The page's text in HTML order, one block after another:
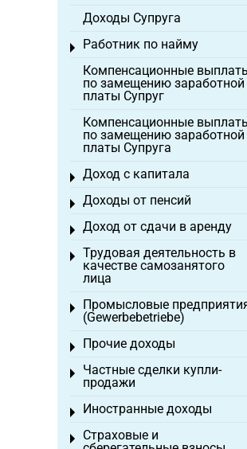
Доходы Супруга
Работник по найму
Toggle menu
Компенсационные
по замещению заработной
платы Супруг
Компенсационные
по замещению заработной
платы Супруга
Доход с капитала
Toggle menu
Доходы от пенсий
Toggle menu
Доход от сдачи в аренду
Toggle menu
Трудовая деятельность в
качестве самозанятого
лица
Toggle menu
Промысловые
(Gewerbebetriebe)
Toggle menu
Прочие доходы
Toggle menu
Частные сделки купли-
продажи
Toggle menu
Иностранные доходы
Toggle menu
Страховые и
Toggle menu